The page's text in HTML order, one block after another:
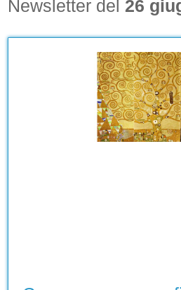
Newsletter del 26